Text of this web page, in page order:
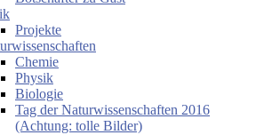
Projekte
Chemie
Physik
Biologie
Tag der Naturwissenschaften 2016
(Achtung: tolle Bilder)